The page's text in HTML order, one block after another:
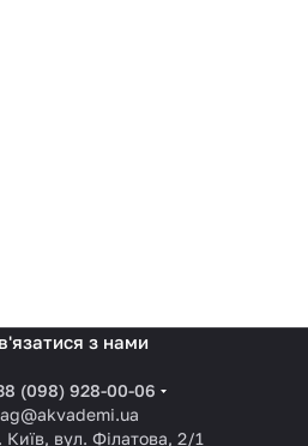
з нами
(098) 928-00-06
Київ, вул. Філатова, 2/1